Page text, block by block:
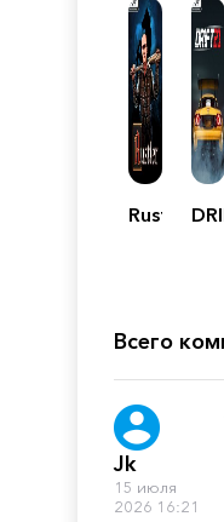
Rustler
Всего
Jk
15 июля
2026 16:21